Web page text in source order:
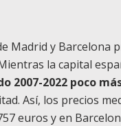
Madrid y Barcelona
la capital
2007-2022 poco
Así, los precios
euros y en